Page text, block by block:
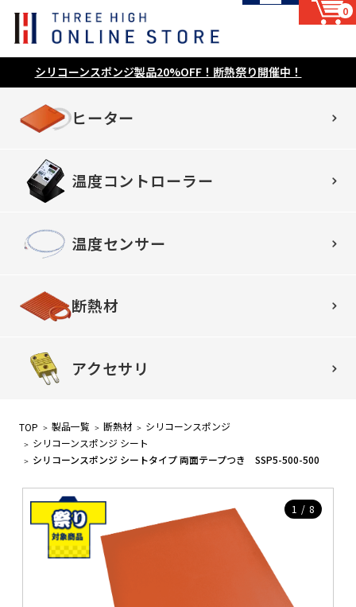
0
シリコーンスポンジ製品20%OFF！断熱祭り開催中！
ヒーター
温度コントローラー
温度センサー
断熱材
アクセサリ
TOP 製品一覧 断熱材
シリコーンスポンジ
シリコーンスポンジ シート
シリコーンスポンジ シートタイプ 両面テープつき SSP5-500-500
1 / 8